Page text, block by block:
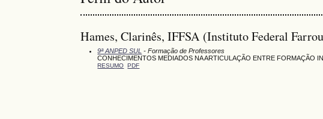
Hames, Clarinês, IFFSA (Instituto Federal
9ª ANPED SUL - Formação de Professores
CONHECIMENTOS MEDIADOS NA ARTICULAÇÃO ENTRE FORMAÇÃO
RESUMO PDF